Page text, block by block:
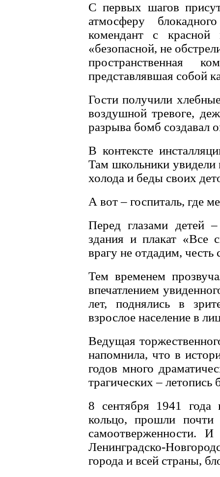
С первых шагов
атмосферу
комендант с
«безопасной, не
пространственная
представлявшая собой
Гости получили
воздушной тревоге,
разрыва бомб создавал
В контексте
Там школьники увидели
холода и беды своих
А вот – госпиталь, где
Перед глазами детей
здания и плакат «Все
врагу не отдадим,
Тем временем
впечатлением
лет, поднялись в
взрослое население в
Ведущая
напомнила, что в
годов много
трагических – летопись
8 сентября 1941 года
кольцо, прошли
самоотверженности.
Ленинградско-
города и всей страны,